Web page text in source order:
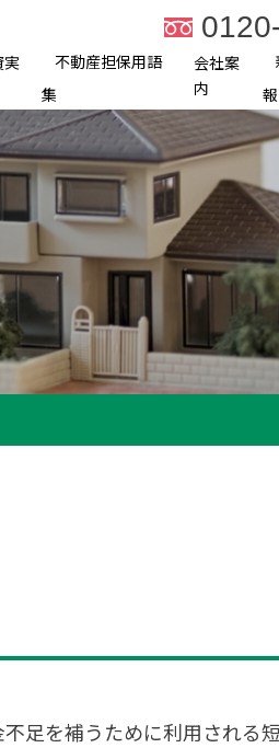
実
不動産担保用語
集
会社案
内
報
足を補うために利用される